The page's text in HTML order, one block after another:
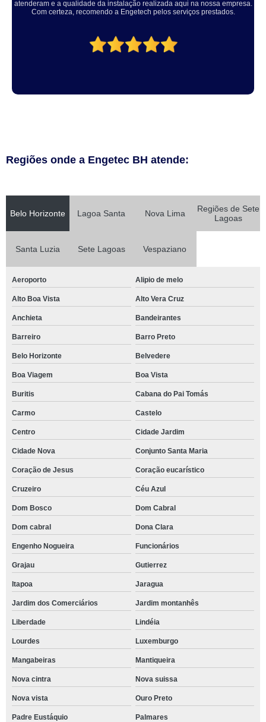
a pena, meu equipamento ficou ótimo.
Regiões onde a Engetec BH atende:
Belo Horizonte Lagoa Santa Nova Lima
Regiões de Sete
Lagoas
Santa Luzia Sete Lagoas Vespaziano
Aeroporto Alipio de melo
Alto Boa Vista Alto Vera Cruz
Anchieta Bandeirantes
Barreiro Barro Preto
Belo Horizonte Belvedere
Boa Viagem Boa Vista
Buritis Cabana do Pai Tomás
Carmo Castelo
Centro Cidade Jardim
Cidade Nova Conjunto Santa Maria
Coração de Jesus Coração eucarístico
Cruzeiro Céu Azul
Dom Bosco Dom Cabral
Dom cabral Dona Clara
Engenho Nogueira Funcionários
Grajau Gutierrez
Itapoa Jaragua
Jardim dos Comerciários Jardim montanhês
Liberdade Lindéia
Lourdes Luxemburgo
Mangabeiras Mantiqueira
Nova cintra Nova suissa
Nova vista Ouro Preto
Padre Eustáquio Palmares